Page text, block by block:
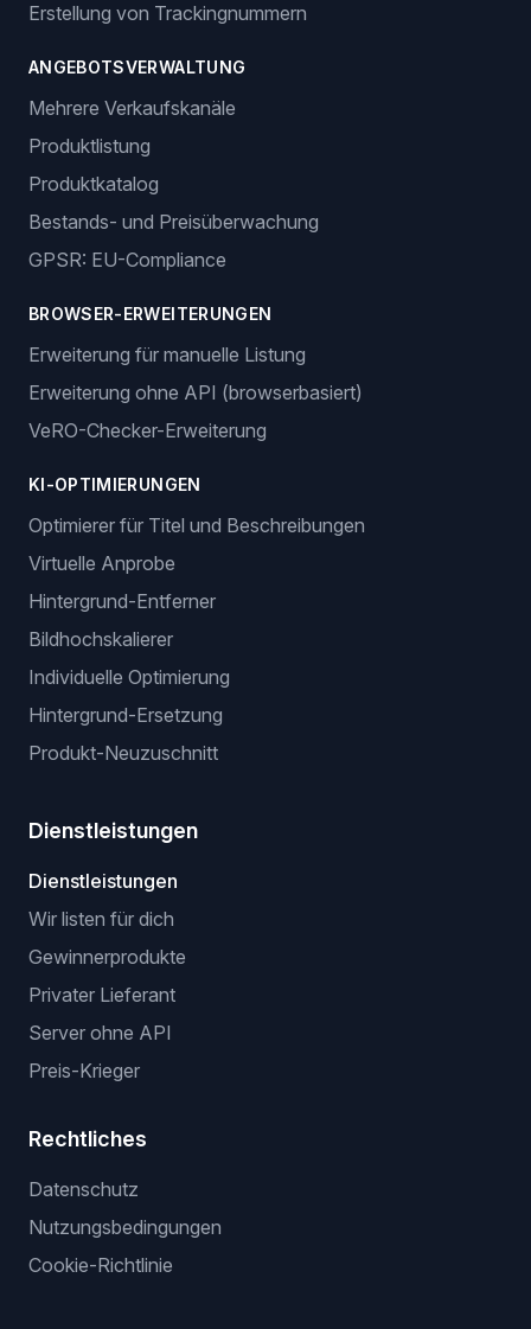
Erstellung von Trackingnummern
ANGEBOTSVERWALTUNG
Mehrere Verkaufskanäle
Produktlistung
Produktkatalog
Bestands- und Preisüberwachung
GPSR: EU-Compliance
BROWSER-ERWEITERUNGEN
Erweiterung für manuelle Listung
Erweiterung ohne API (browserbasiert)
VeRO-Checker-Erweiterung
KI-OPTIMIERUNGEN
Optimierer für Titel und Beschreibungen
Virtuelle Anprobe
Hintergrund-Entferner
Bildhochskalierer
Individuelle Optimierung
Hintergrund-Ersetzung
Produkt-Neuzuschnitt
Dienstleistungen
Dienstleistungen
Wir listen für dich
Gewinnerprodukte
Privater Lieferant
Server ohne API
Preis-Krieger
Rechtliches
Datenschutz
Nutzungsbedingungen
Cookie-Richtlinie